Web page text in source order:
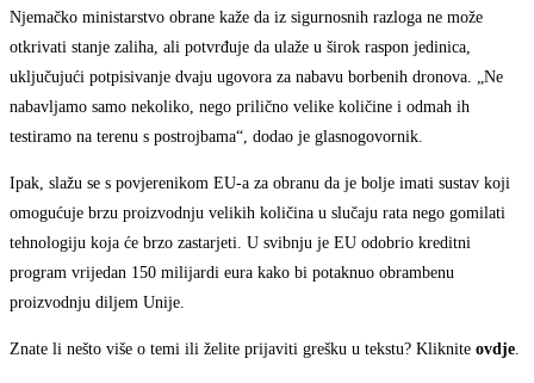
Njemačko ministarstvo obrane kaže da iz sigurnosnih razloga ne može
otkrivati stanje zaliha, ali potvrđuje da ulaže u širok raspon jedinica,
uključujući potpisivanje dvaju ugovora za nabavu borbenih dronova. „Ne
nabavljamo samo nekoliko, nego prilično velike količine i odmah ih
testiramo na terenu s postrojbama“, dodao je glasnogovornik.
Ipak, slažu se s povjerenikom EU-a za obranu da je bolje imati sustav koji
omogućuje brzu proizvodnju velikih količina u slučaju rata nego gomilati
tehnologiju koja će brzo zastarjeti. U svibnju je EU odobrio kreditni
program vrijedan 150 milijardi eura kako bi potaknuo obrambenu
proizvodnju diljem Unije.
Znate li nešto više o temi ili želite prijaviti grešku u tekstu? Kliknite ovdje.